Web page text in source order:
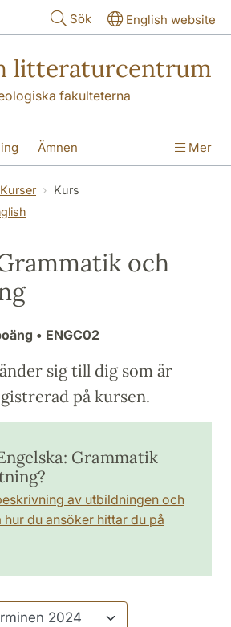
Sök English website
litteraturcentrum
fakulteterna
Ämnen
Institutionen
Mer
Kurser
Kurs
och
• ENGC02
sig till dig som är
på kursen.
Grammatik
av utbildningen och
du ansöker hittar du på